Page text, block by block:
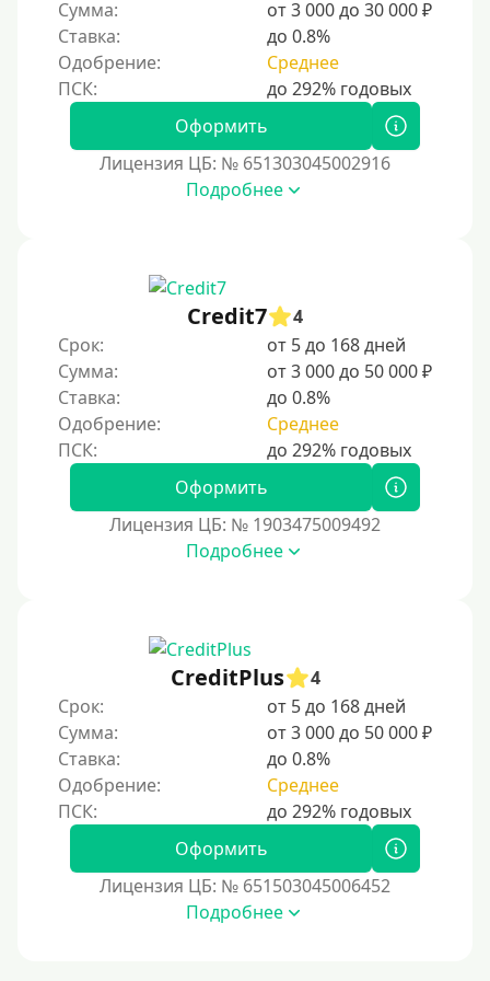
Золотая Корона
С помощью системы быстрых платежей (СБП)
Способы получения
Без активации сервиса
Не выходя из дома
Без посещения офиса
В офисе
В ломбарде
Роботы займов
Перевод денег на карту через Telegram
Бесплатное использование без списания средств с
Денежным переводом
На Юмани (ЮMoney)
На Яндекс Деньги
Без привязки карты
Кошелек Киви (Qiwi)
Пополнение Киви-кошелька без СНИЛС
На Киви-кошельке имеются просроченные платежи.
Регистрация кошелька Киви доступна с 18 лет.
Пополнение Киви-кошелька для безработных:
доступные способы и возможности
Сумма:
от 3 000 до 30 000 ₽
Ставка:
до 0.8%
Одобрение:
Среднее
Оформить
Лицензия ЦБ: № 651303045002916
Подробнее
Credit7
4
Срок:
от 5 до 168 дней
Сумма:
от 3 000 до 50 000 ₽
Ставка:
до 0.8%
Одобрение:
Среднее
Оформить
Лицензия ЦБ: № 1903475009492
Подробнее
CreditPlus
4
Срок:
от 5 до 168 дней
Сумма:
от 3 000 до 50 000 ₽
Ставка:
до 0.8%
Одобрение:
Среднее
Оформить
Лицензия ЦБ: № 651503045006452
Подробнее